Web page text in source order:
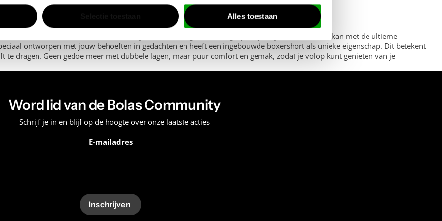
Alles toestaan
en het verfrissende water. Je wilt vrij kunnen bewegen en er tegelijkertijd stijlvol uitzien. Dat kan met de ultieme
ontworpen met jouw behoeften in gedachten en heeft een ingebouwde boxershort als unieke eigenschap. Dit betekent
dragen. Geen gedoe meer met dubbele lagen, maar puur comfort en gemak, zodat je volop kunt genieten van je
nylon kwaliteit
ook voor onze beachwear. We hebben gekozen voor hoogwaardig nylon dat sneldrogend is en licht en comfortabel
de golven trotseert in de oceaan, onze heren zwembroek zorgt ervoor dat je snel weer droog bent en fris blijft. Geen
aan functionaliteit en duurzaamheid. We begrijpen dat je wilt dat je zwembroek stevig blijft zitten, zelfs tijdens de meest
altijd op zijn plek blijft zitten, wat je ook doet.
Word lid van de Bolas Community
Schrijf je in en blijf op de hoogte over onze laatste acties
E-mailadres
Inschrijven